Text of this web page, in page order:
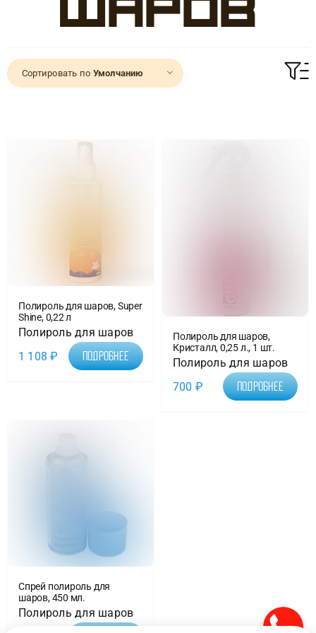
О нас
Контакты
шаров
Сортировать по Умолчанию
Полироль для шаров, Super
Shine, 0,22 л
Полироль для шаров
1 108₽ Подробнее
Полироль для шаров,
Кристалл, 0,25 л., 1 шт.
Полироль для шаров
700 ₽ Подробнее
Спрей полироль для
шаров, 450 мл.
Полироль для шаров